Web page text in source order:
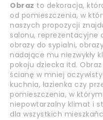
Obraz to dekoracja,
od pomieszczenia, w
naszych propozycji
salonu, reprezentacyjne
obrazy do sypialni,
nadające mu niezwykły
pokoju dziecka itd.
ścianę w mniej
kuchnia, łazienka czy
pomieszczenia, w
niepowtarzalny klimat i
dla wszystkich